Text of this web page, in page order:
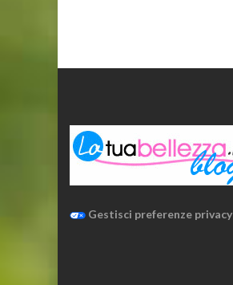
Gestisci preferenze privacy